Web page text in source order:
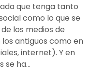
que tenga tanto
como lo que se
los medios de
antiguos como en
internet). Y en
se ha…